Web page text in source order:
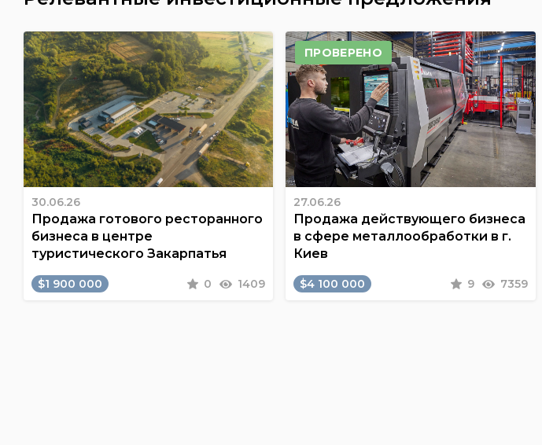
30.06.26
Продажа готового ресторанного
бизнеса в центре
туристического Закарпатья
$1 900 000 0 1409
ПРОВЕРЕНО
27.06.26
Продажа действующего бизнеса
в сфере металлообработки в г.
Киев
$4 100 000 9 7359